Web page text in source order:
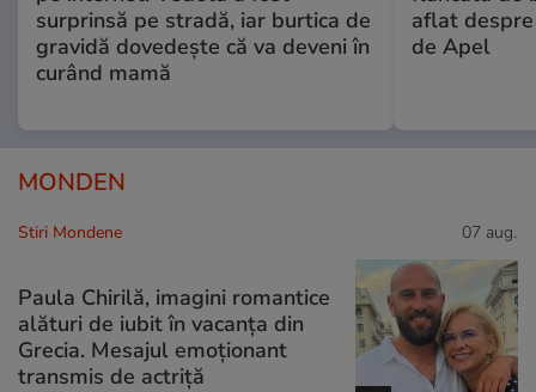
surprinsă pe stradă, iar burtica de
gravidă dovedește că va deveni în
curând mamă
aflat
de Apel
MONDEN
Stiri Mondene 07 aug.
Paula Chirilă, imagini romantice
alături de iubit în vacanța din
Grecia. Mesajul emoționant
transmis de actriță